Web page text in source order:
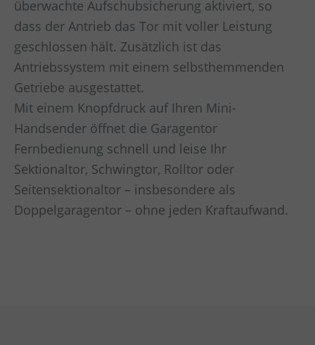
überwachte Aufschubsicherung aktiviert, so
dass der Antrieb das Tor mit voller Leistung
geschlossen hält. Zusätzlich ist das
Antriebssystem mit einem selbsthemmenden
Getriebe ausgestattet.
Mit einem Knopfdruck auf Ihren Mini-
Handsender öffnet die Garagentor
Fernbedienung schnell und leise Ihr
Sektionaltor, Schwingtor, Rolltor oder
Seitensektionaltor – insbesondere als
Doppelgaragentor – ohne jeden Kraftaufwand.